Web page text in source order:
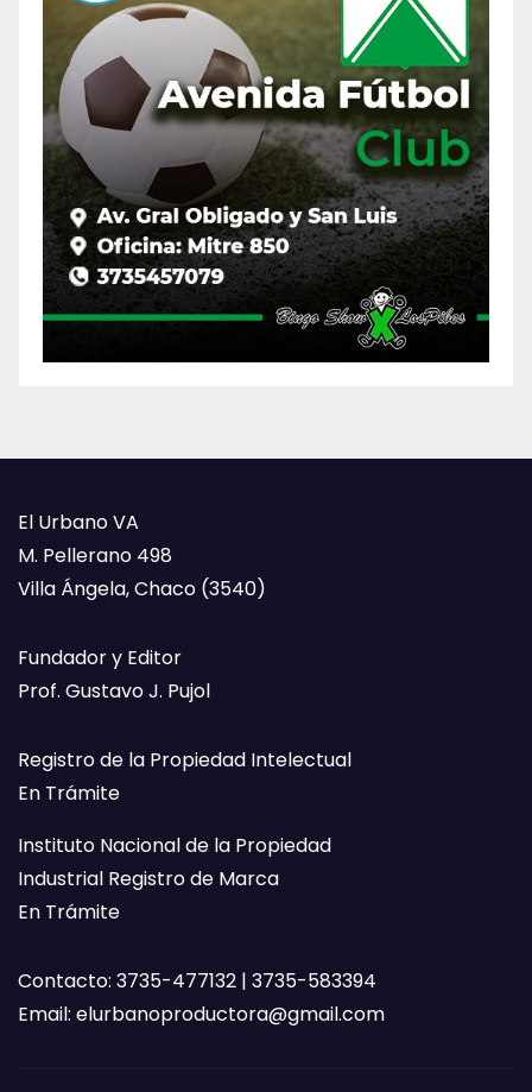
El Urbano VA
M. Pellerano 498
Villa Ángela, Chaco (3540)
Fundador y Editor
Prof. Gustavo J. Pujol
Registro de la Propiedad Intelectual
En Trámite
Instituto Nacional de la Propiedad
Industrial Registro de Marca
En Trámite
Contacto: 3735-477132 | 3735-583394
Email: elurbanoproductora@gmail.com